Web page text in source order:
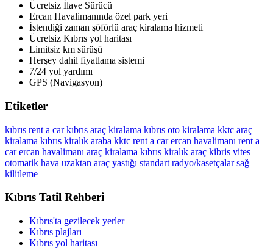
Ücretsiz İlave Sürücü
Ercan Havalimanında özel park yeri
İstendiği zaman şöförlü araç kiralama hizmeti
Ücretsiz Kıbrıs yol haritası
Limitsiz km sürüşü
Herşey dahil fiyatlama sistemi
7/24 yol yardımı
GPS (Navigasyon)
Etiketler
kıbrıs rent a car kıbrıs araç kiralama kıbrıs oto kiralama kktc araç
kiralama kıbrıs kiralık araba kktc rent a car ercan havalimanı rent a
car ercan havalimanı araç kiralama kıbrıs kiralık araç kibris vites
otomatik hava uzaktan araç yastığı standart radyo/kasetçalar sağ
kilitleme
Kıbrıs Tatil Rehberi
Kıbrıs'ta gezilecek yerler
Kıbrıs plajları
Kıbrıs yol haritası